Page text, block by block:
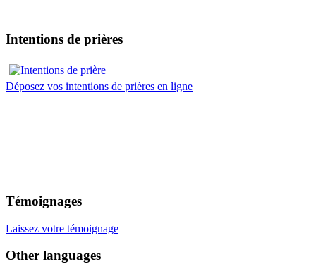
Intentions de prières
Déposez vos intentions de prières en ligne
Témoignages
Laissez votre témoignage
Other languages